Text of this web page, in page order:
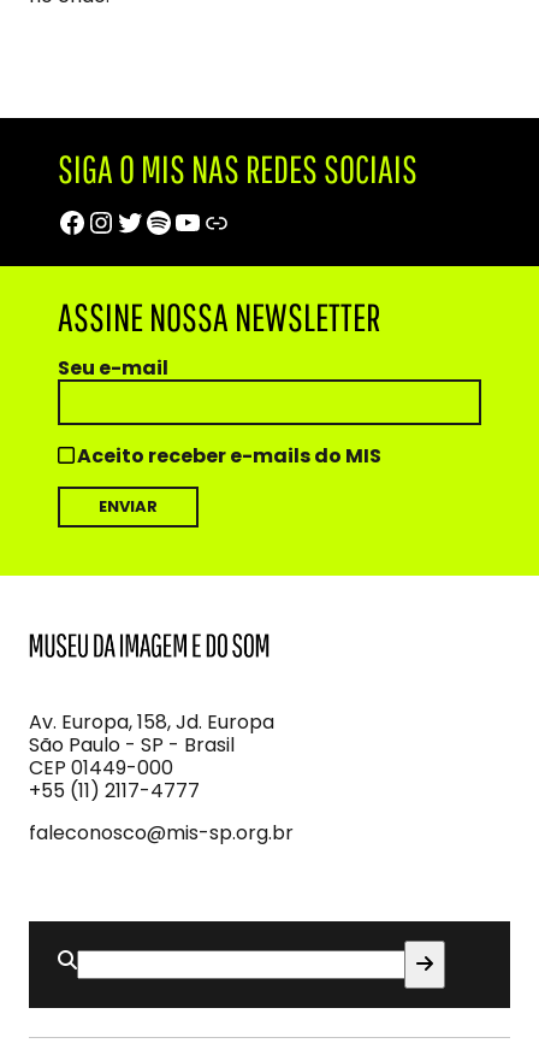
SIGA O MIS NAS REDES SOCIAIS
Facebook
Instagram
Twitter
Spotify
Youtube
Trip Advisor
ASSINE NOSSA NEWSLETTER
Seu e-mail
Aceito receber e-mails do MIS
Imagem
e
do
Som
Av. Europa, 158, Jd. Europa
São Paulo - SP - Brasil
CEP 01449-000
+55 (11) 2117-4777
faleconosco@mis-sp.org.br
Buscar
por: